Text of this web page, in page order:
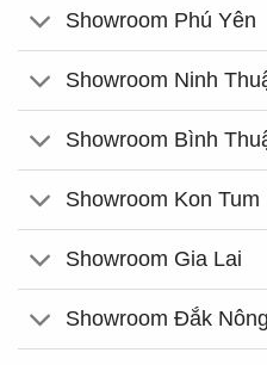
Showroom Phú Yên
Showroom Ninh
Showroom Bình
Showroom Kon Tum
Showroom Gia Lai
Showroom Đắk Nông